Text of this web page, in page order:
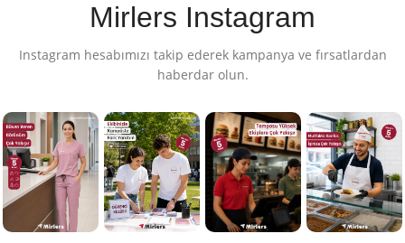
Mirlers Instagram
Instagram hesabımızı takip ederek kampanya ve fırsatlardan
haberdar olun.